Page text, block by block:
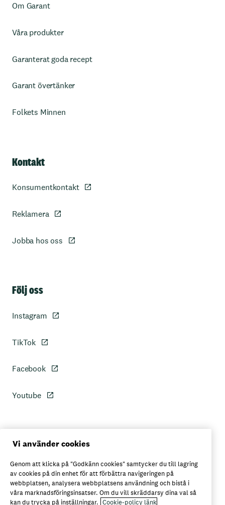
Om Garant
Våra produkter
Garanterat goda recept
Garant övertänker
Folkets Minnen
Kontakt
Konsumentkontakt
Reklamera
Jobba hos oss
Följ oss
Instagram
TikTok
Facebook
Youtube
Personuppgiftspolicy
Axfoods integritetspolicy
Vi använder cookies
Genom att klicka på "Godkänn cookies" samtycker du till lagring
av cookies på din enhet för att förbättra navigeringen på
webbplatsen, analysera webbplatsens användning och bistå i
våra marknadsföringsinsatser. Om du vill skräddarsy dina val så
kan du trycka på inställningar. Cookie-policy länk